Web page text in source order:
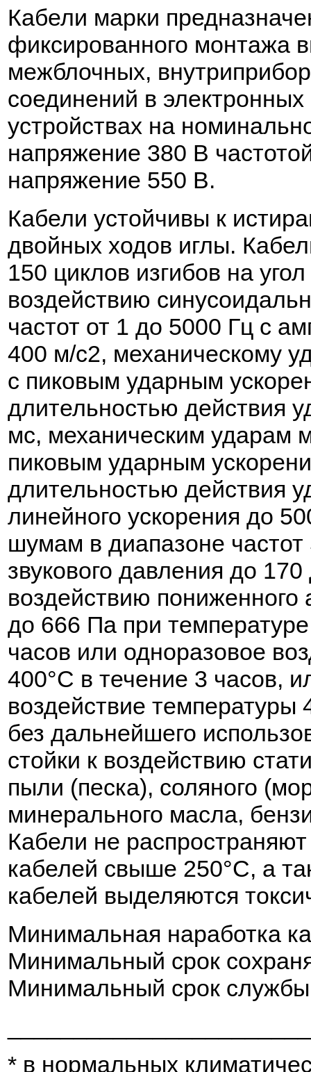
Кабели марки
фиксированного монтажа
межблочных,
соединений в электронных
устройствах на
напряжение 380 В
напряжение 550 В.
Кабели устойчивы к
двойных ходов иглы.
150 циклов изгибов на
воздействию
частот от 1 до 5000 Гц с
400 м/с2, механическому
с пиковым ударным
длительностью действия
мс, механическим ударам
пиковым ударным
длительностью действия
линейного ускорения до
шумам в диапазоне
звукового давления до
воздействию
до 666 Па при
часов или одноразовое
400°С в течение 3 часов,
воздействие температуры
без дальнейшего
стойки к воздействию
пыли (песка), соляного
минерального масла,
Кабели не
кабелей свыше 250°С, а
кабелей выделяются
Минимальная наработка
Минимальный срок
Минимальный срок службы
* в нормальных